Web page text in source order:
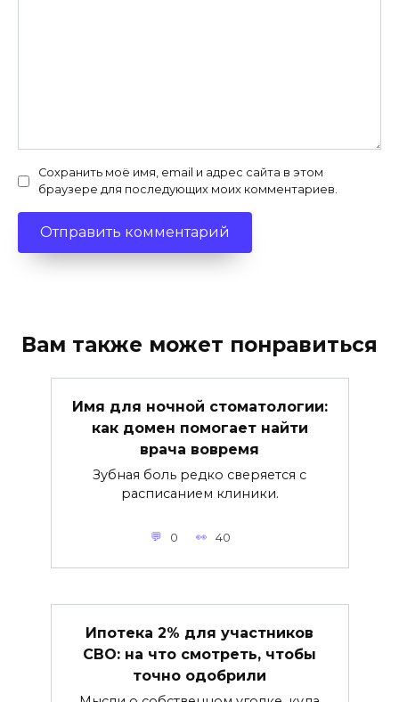
Сохранить моё имя, email и адрес сайта в этом
браузере для последующих моих комментариев.
Вам также может понравиться
Имя для ночной стоматологии:
как домен помогает найти
врача вовремя
Зубная боль редко сверяется с
расписанием клиники.
0 40
Ипотека 2% для участников
СВО: на что смотреть, чтобы
точно одобрили